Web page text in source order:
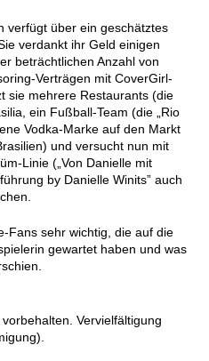
verfügt über ein geschätztes
verdankt ihr Geld einigen
beträchtlichen Anzahl von
Verträgen mit CoverGirl-
sie mehrere Restaurants (die
ein Fußball-Team (die „Rio
Vodka-Marke auf den Markt
und versucht nun mit
Linie („Von Danielle mit
by Danielle Winits” auch
Fans sehr wichtig, die auf die
gewartet haben und was
Vervielfältigung